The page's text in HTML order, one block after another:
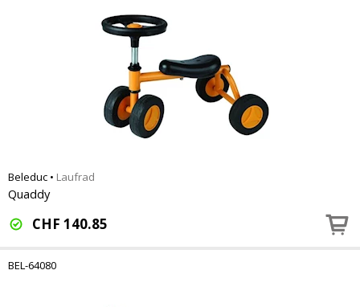
Beleduc • Laufrad
Quaddy
CHF 140.85
BEL-64080